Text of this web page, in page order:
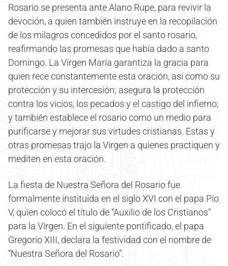
Rosario se presenta ante Alano Rupe, para revivir la
devoción, a quien también instruye en la recopilación
de los milagros concedidos por el santo rosario,
reafirmando las promesas que había dado a santo
Domingo. La Virgen María garantiza la gracia para
quien rece constantemente esta oración, así como su
protección y su intercesión; asegura la protección
contra los vicios, los pecados y el castigo del infierno;
y también establece el rosario como un medio para
purificarse y mejorar sus virtudes cristianas. Estas y
otras promesas trajo la Virgen a quienes practiquen y
mediten en esta oración.
La fiesta de Nuestra Señora del Rosario fue
formalmente instituida en el siglo XVI con el papa Pío
V, quien colocó el título de “Auxilio de los Cristianos”
para la Virgen. En el siguiente pontificado, el papa
Gregorio XIII, declara la festividad con el nombre de
“Nuestra Señora del Rosario”.